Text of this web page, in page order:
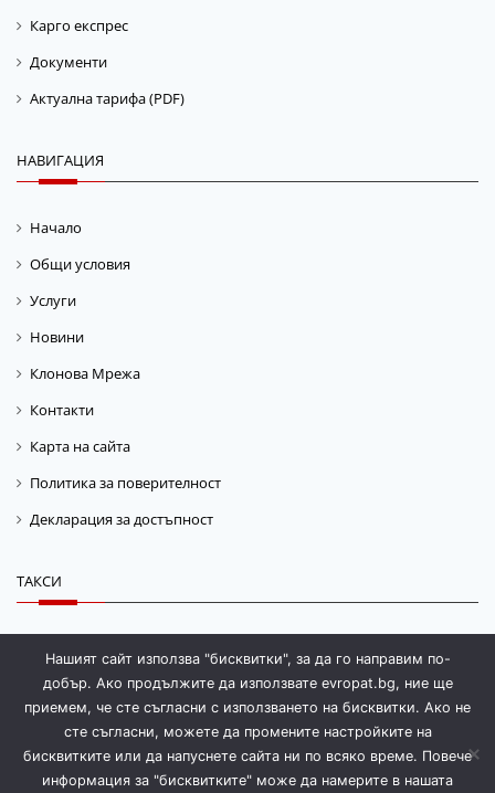
Карго експрес
Документи
Актуална тарифа (PDF)
НАВИГАЦИЯ
Начало
Общи условия
Услуги
Новини
Клонова Мрежа
Контакти
Карта на сайта
Политика за поверителност
Декларация за достъпност
ТАКСИ
Такса „Гориво“
Такса „Магазинаж“
Нашият сайт използва "бисквитки", за да го направим по-
добър. Ако продължите да използвате evropat.bg, ние ще
приемем, че сте съгласни с използването на бисквитки. Ако не
сте съгласни, можете да промените настройките на
бисквитките или да напуснете сайта ни по всяко време. Повече
информация за "бисквитките" може да намерите в нашата